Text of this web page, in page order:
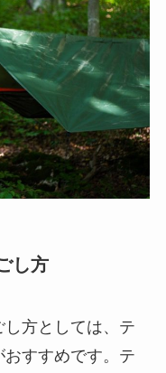
し方
方としては、テ
すすめです。テ